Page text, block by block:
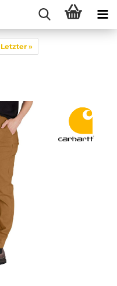
Letzter »